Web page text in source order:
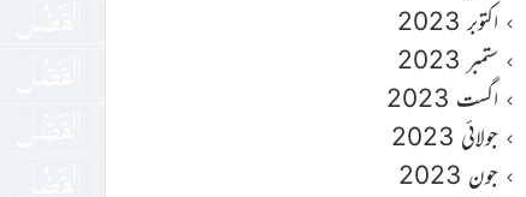
اکتوبر 2023
ستمبر 2023
اگست 2023
جولائی 2023
جون 2023